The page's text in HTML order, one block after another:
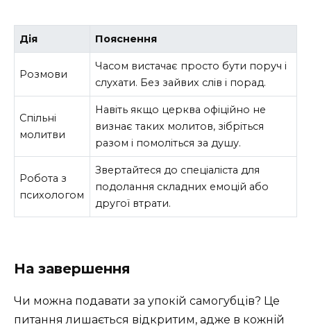
Дія Пояснення
Розмови
Часом вистачає просто бути поруч і
слухати. Без зайвих слів і порад.
Спільні
молитви
Навіть якщо церква офіційно не
визнає таких молитов, зібріться
разом і помоліться за душу.
Робота з
психологом
Звертайтеся до спеціаліста для
подолання складних емоцій або
другої втрати.
На завершення
Чи можна подавати за упокій самогубців? Це
питання лишається відкритим, адже в кожній